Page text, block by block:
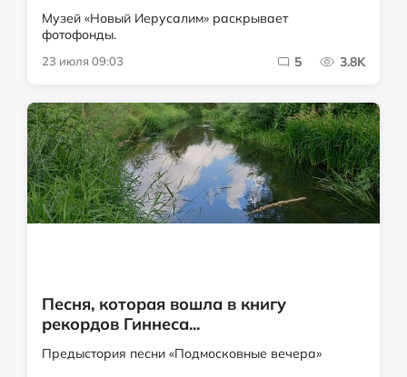
Музей «Новый Иерусалим» раскрывает
фотофонды.
23 июля 09:03 5 3.8K
Песня, которая вошла в книгу
рекордов Гиннеса...
Предыстория песни «Подмосковные вечера»